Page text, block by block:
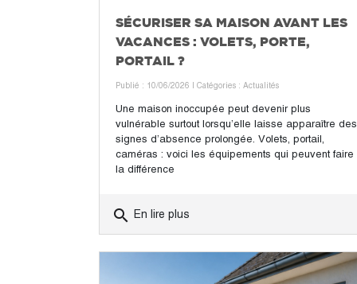
SÉCURISER SA MAISON AVANT LES
VACANCES : VOLETS, PORTE,
PORTAIL ?
Publié : 10/06/2026 | Catégories : Actualités
Une maison inoccupée peut devenir plus
vulnérable surtout lorsqu’elle laisse apparaître des
signes d’absence prolongée. Volets, portail,
caméras : voici les équipements qui peuvent faire
la différence
search En lire plus